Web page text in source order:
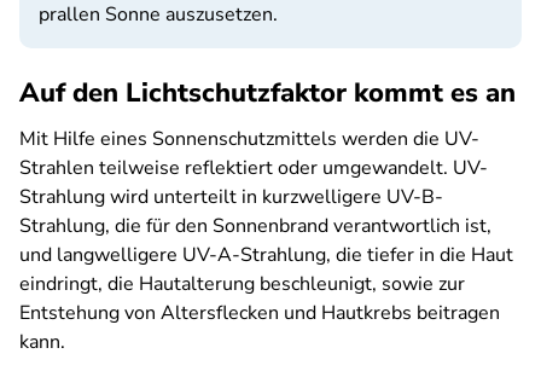
prallen Sonne auszusetzen.
Auf den Lichtschutzfaktor kommt es an
Mit Hilfe eines Sonnenschutzmittels werden die UV-
Strahlen teilweise reflektiert oder umgewandelt. UV-
Strahlung wird unterteilt in kurzwelligere UV-B-
Strahlung, die für den Sonnenbrand verantwortlich ist,
und langwelligere UV-A-Strahlung, die tiefer in die Haut
eindringt, die Hautalterung beschleunigt, sowie zur
Entstehung von Altersflecken und Hautkrebs beitragen
kann.